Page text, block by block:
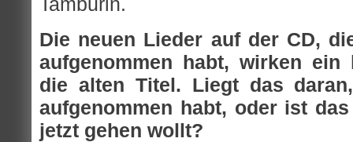
Die neuen Lieder auf der CD,
aufgenommen habt, wirken
die alten Titel. Liegt das
aufgenommen habt, oder ist
jetzt gehen wollt?